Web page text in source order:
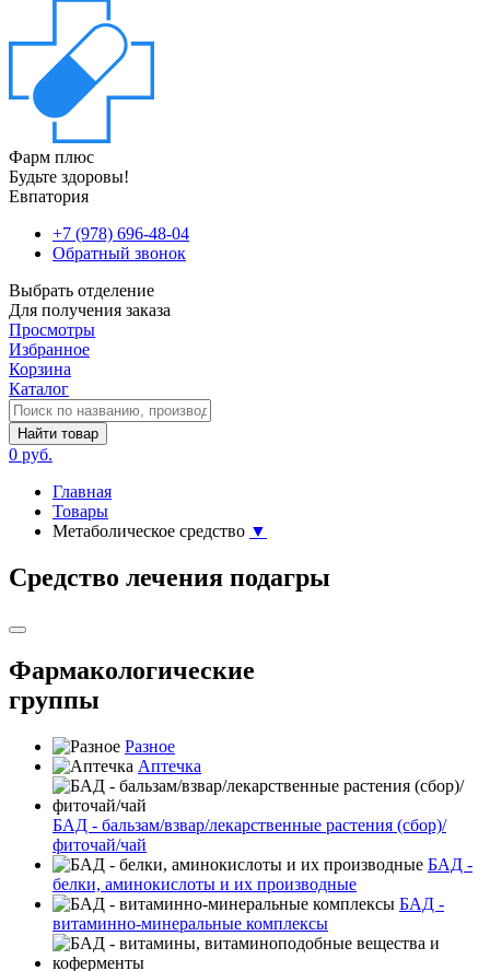
Фарм плюс
Будьте здоровы!
Евпатория
+7 (978) 696-48-04
Обратный звонок
Выбрать отделение
Для получения заказа
Просмотры
Избранное
Корзина
Каталог
Найти товар
0 руб.
Главная
Товары
Метаболическое средство ▼
Средство лечения подагры
Фармакологические
группы
Разное
Аптечка
БАД - бальзам/взвар/лекарственные растения (сбор)/
фиточай/чай
БАД -
белки, аминокислоты и их производные
БАД -
витаминно-минеральные комплексы